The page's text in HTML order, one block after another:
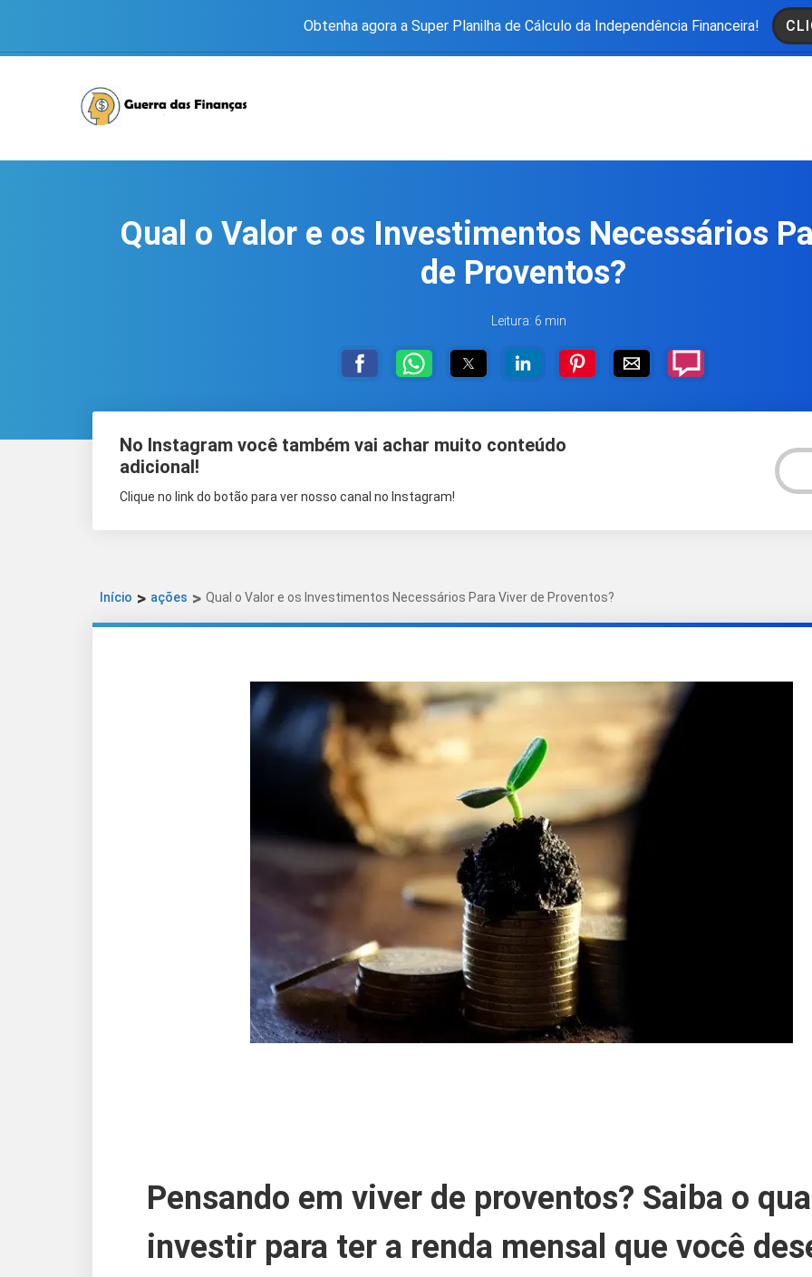
Obtenha agora a Super Planilha de Cálculo da Independência Financeira!
Qual o Valor e os Investimentos Necessários
de Proventos?
Leitura: 6 min
No Instagram você também vai achar muito conteúdo
adicional!
Clique no link do botão para ver nosso canal no Instagram!
Início ações Qual o Valor e os Investimentos Necessários Para Viver de Proventos?
Pensando em viver de proventos? Saiba o
investir para ter a renda mensal que você